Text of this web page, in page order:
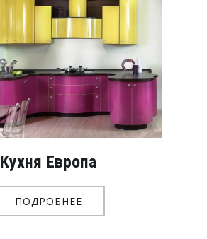
Кухня Европа
ПОДРОБНЕЕ